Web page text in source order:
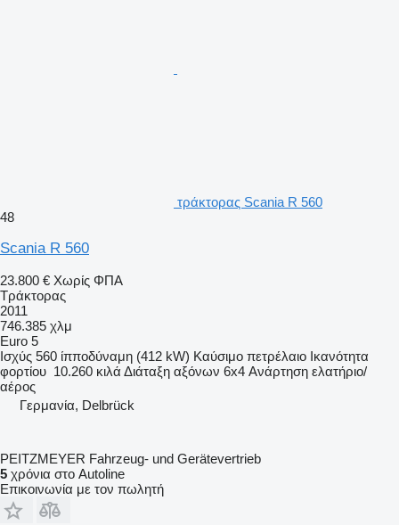
τράκτορας Scania R 560
48
Scania R 560
23.800 € Χωρίς ΦΠΑ
Τράκτορας
2011
746.385 χλμ
Euro 5
Ισχύς 560 ίπποδύναμη (412 kW) Καύσιμο πετρέλαιο Ικανότητα
φορτίου 10.260 κιλά Διάταξη αξόνων 6x4 Ανάρτηση ελατήριο/
αέρος
Γερμανία, Delbrück
PEITZMEYER Fahrzeug- und Gerätevertrieb
5 χρόνια στο Autoline
Επικοινωνία με τον πωλητή